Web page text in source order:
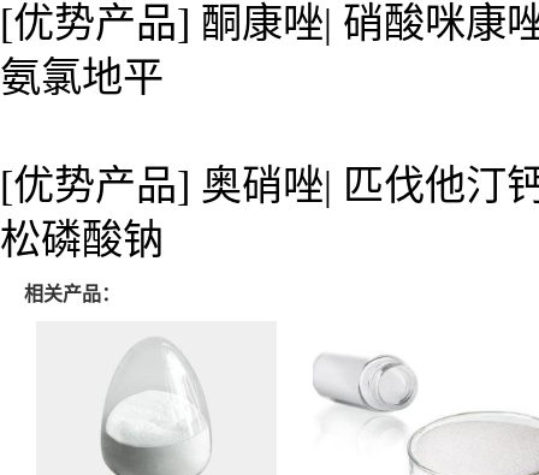
[优势产品] 酮康唑| 硝酸咪康
氨氯地平
[优势产品] 奥硝唑| 匹伐他汀
松磷酸钠
相关产品：